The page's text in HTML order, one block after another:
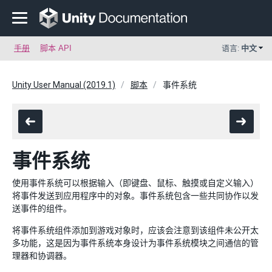
手册 脚本 API 语言: 中文
Unity User Manual (2019.1) 脚本 事件系统
事件系统
使用事件系统可以根据输入（即键盘、鼠标、触摸或自定义输入）
将事件发送到应用程序中的对象。事件系统包含一些共同协作以发
送事件的组件。
将事件系统组件添加到游戏对象时，应该会注意到该组件未公开太
多功能，这是因为事件系统本身设计为事件系统模块之间通信的管
理器和协调器。